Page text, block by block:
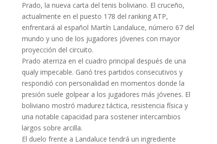
Prado, la nueva carta del tenis boliviano. El cruceño,
actualmente en el puesto 178 del ranking ATP,
enfrentará al español Martín Landaluce, número 67 del
mundo y uno de los jugadores jóvenes con mayor
proyección del circuito.
Prado aterriza en el cuadro principal después de una
qualy impecable. Ganó tres partidos consecutivos y
respondió con personalidad en momentos donde la
presión suele golpear a los jugadores más jóvenes. El
boliviano mostró madurez táctica, resistencia física y
una notable capacidad para sostener intercambios
largos sobre arcilla.
El duelo frente a Landaluce tendrá un ingrediente